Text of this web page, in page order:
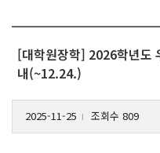
[대학원장학] 2026학년도
내(~12.24.)
2025-11-25 l 조회수 809